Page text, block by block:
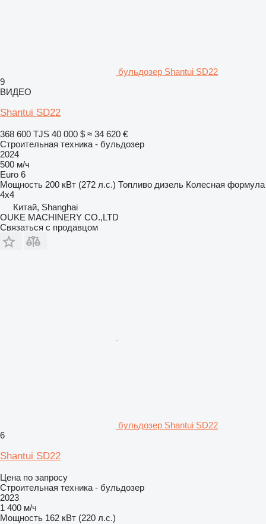
бульдозер Shantui SD22
9
ВИДЕО
Shantui SD22
368 600 TJS 40 000 $ ≈ 34 620 €
Строительная техника - бульдозер
2024
500 м/ч
Euro 6
Мощность 200 кВт (272 л.с.) Топливо дизель Колесная формула
4x4
Китай, Shanghai
OUKE MACHINERY CO.,LTD
Связаться с продавцом
бульдозер Shantui SD22
6
Shantui SD22
Цена по запросу
Строительная техника - бульдозер
2023
1 400 м/ч
Мощность 162 кВт (220 л.с.)